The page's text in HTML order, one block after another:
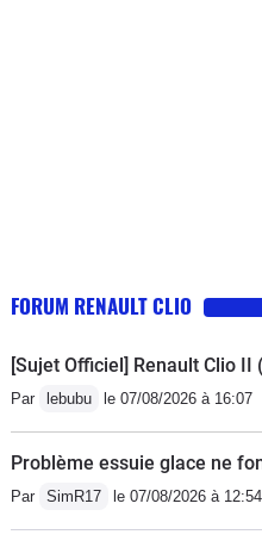
FORUM RENAULT CLIO
[Sujet Officiel] Renault Clio II
Par lebubu le 07/08/2026 à 16:07
Problème essuie glace ne
Par SimR17 le 07/08/2026 à 12:54